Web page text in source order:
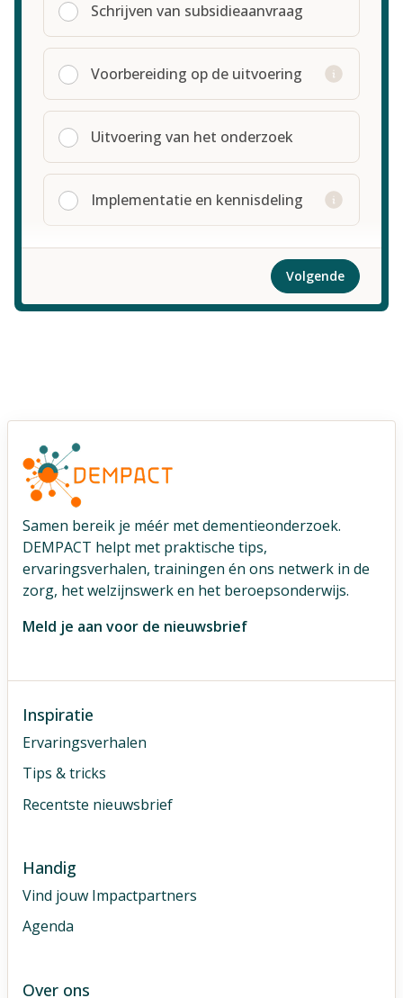
Schrijven van subsidieaanvraag
Voorbereiding op de uitvoering
Uitvoering van het onderzoek
Implementatie en kennisdeling
Volgende
Samen bereik je méér met dementieonderzoek.
DEMPACT helpt met praktische tips,
ervaringsverhalen, trainingen én ons netwerk in de
zorg, het welzijnswerk en het beroepsonderwijs.
Meld je aan voor de nieuwsbrief
Inspiratie
Ervaringsverhalen
Tips & tricks
Recentste nieuwsbrief
Handig
Vind jouw Impactpartners
Agenda
Over ons